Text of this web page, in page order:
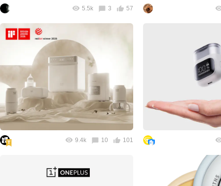
5.5k 3 57
9.4k 10 101